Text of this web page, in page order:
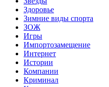
Здоровье
Зимние виды спорта
ЗОЖ
Игры
Импортозамещение
Интернет
Истории
Компании
Криминал